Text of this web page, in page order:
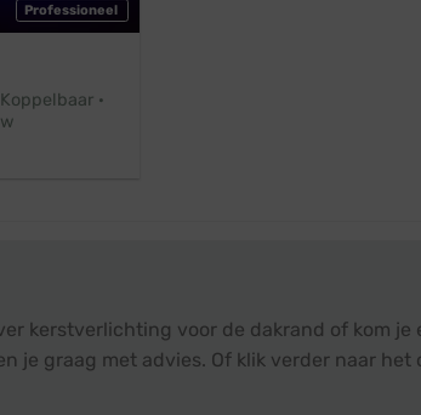
Professioneel
·
kerstverlichting voor de dakrand of kom
je graag met advies. Of klik verder naar